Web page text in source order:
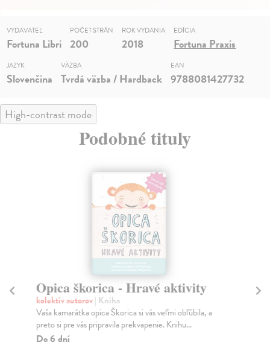
VYDAVATEĽ
Fortuna Libri
POČET STRÁN
200
ROK VYDANIA
2018
EDÍCIA
Fortuna Praxis
JAZYK
Slovenčina
VÄZBA
Tvrdá väzba / Hardback
EAN
9788081427732
High-contrast mode
Podobné tituly
Opica škorica - Hravé aktivity
kolektív autorov| Kniha
Vaša kamarátka opica Škorica si vás veľmi obľúbila, a
preto si pre vás pripravila prekvapenie. Knihu...
Do 6 dní